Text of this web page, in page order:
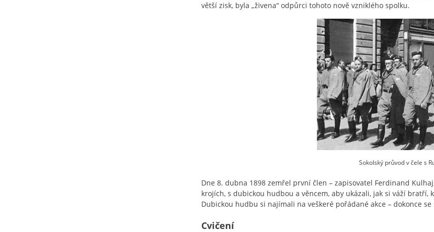
větší zisk, byla „živena“ odpůrci tohoto nově vzniklého spolku.
Sokolský průvod v čele s
Dne 8. dubna 1898 zemřel první člen – zapisovatel Ferdinand
krojích, s dubickou hudbou a věncem, aby ukázali, jak si váží
Dubickou hudbu si najímali na veškeré pořádané akce – dokonce
Cvičení